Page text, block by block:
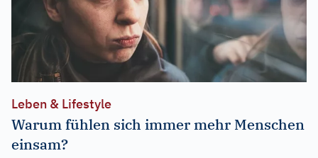
Leben & Lifestyle
Warum fühlen sich immer mehr Menschen
einsam?